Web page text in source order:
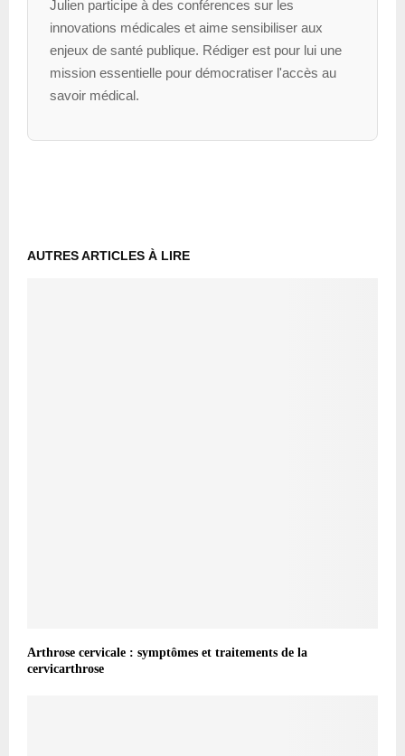
Julien participe à des conférences sur les
innovations médicales et aime sensibiliser aux
enjeux de santé publique. Rédiger est pour lui une
mission essentielle pour démocratiser l'accès au
savoir médical.
AUTRES ARTICLES À LIRE
Arthrose cervicale : symptômes et traitements de la
cervicarthrose